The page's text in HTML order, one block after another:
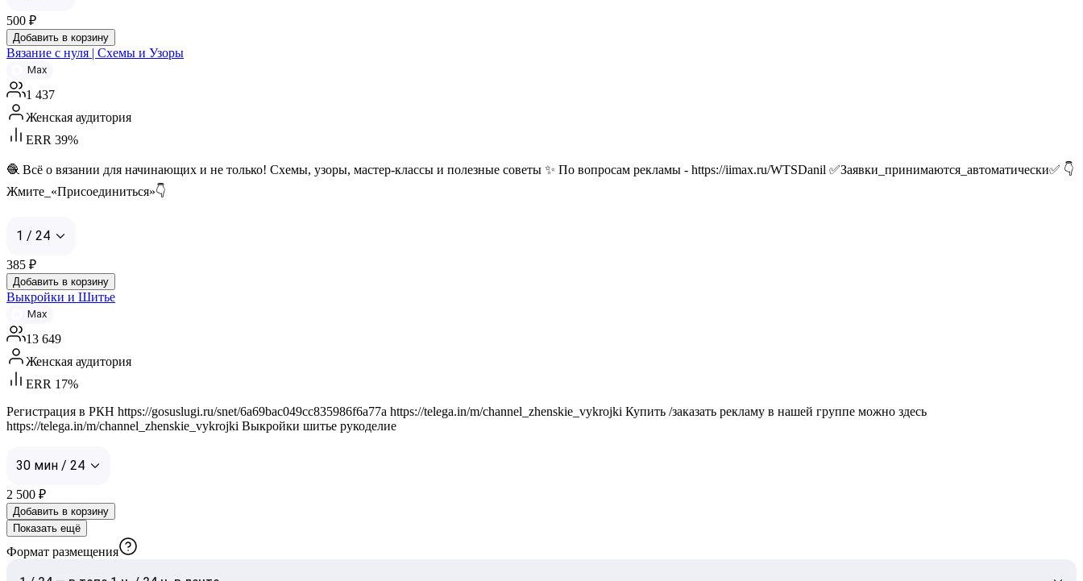
500 ₽
Добавить в корзину
Вязание с нуля | Схемы и Узоры
Max
1 437
Женская аудитория
ERR 39%
🧶 Всё о вязании для начинающих и не только! Схемы, узоры, мастер-классы и полезные советы ✨ По вопросам рекламы - https://iimax.ru/WTSDanil ✅Заявки_принимаются_автоматически✅ 👇
Жмите_«Присоединиться»👇
1 / 24
385 ₽
Добавить в корзину
Выкройки и Шитье
Max
13 649
Женская аудитория
ERR 17%
Регистрация в РКН https://gosuslugi.ru/snet/6a69bac049cc835986f6a77a https://telega.in/m/channel_zhenskie_vykrojki Купить /заказать рекламу в нашей группе можно здесь
https://telega.in/m/channel_zhenskie_vykrojki Выкройки шитье рукоделие
30 мин / 24
2 500 ₽
Добавить в корзину
Показать ещё
Формат размещения